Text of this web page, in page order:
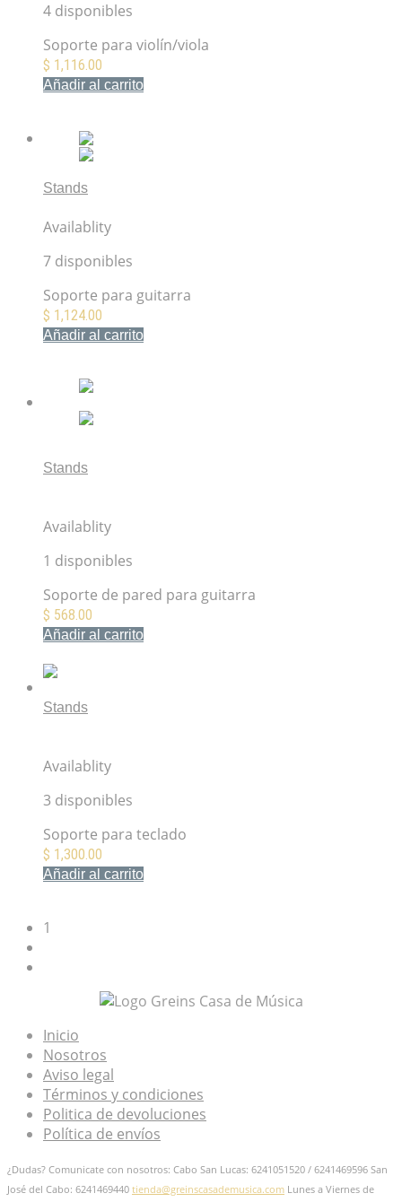
4 disponibles
Soporte para violín/viola
$ 1,116.00
Añadir al carrito
Stands
Availablity
7 disponibles
Soporte para guitarra
$ 1,124.00
Añadir al carrito
Stands
Availablity
1 disponibles
Soporte de pared para guitarra
$ 568.00
Añadir al carrito
Stands
Availablity
3 disponibles
Soporte para teclado
$ 1,300.00
Añadir al carrito
1
Inicio
Nosotros
Aviso legal
Términos y condiciones
Politica de devoluciones
Política de envíos
¿Dudas? Comunicate con nosotros: Cabo San Lucas: 6241051520 / 6241469596 San
José del Cabo: 6241469440 tienda@greinscasademusica.com Lunes a Viernes de